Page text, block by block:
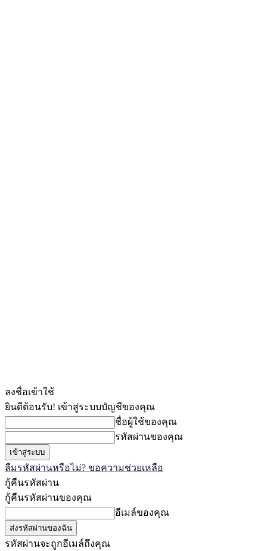
ลงชื่อเข้าใช้
ยินดีต้อนรับ! เข้าสู่ระบบบัญชีของคุณ
ชื่อผู้ใช้ของคุณ
รหัสผ่านของคุณ
ลืมรหัสผ่านหรือไม่? ขอความช่วยเหลือ
กู้คืนรหัสผ่าน
กู้คืนรหัสผ่านของคุณ
อีเมล์ของคุณ
รหัสผ่านจะถูกอีเมล์ถึงคุณ